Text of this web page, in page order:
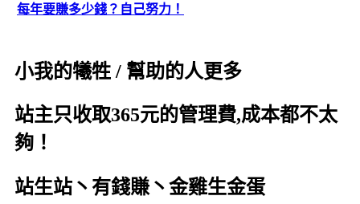
每年要賺多少錢？自己努力！
小我的犧牲 / 幫助的人更多
站主只收取365元的管理費,成本都不太
夠！
站生站丶有錢賺丶金雞生金蛋